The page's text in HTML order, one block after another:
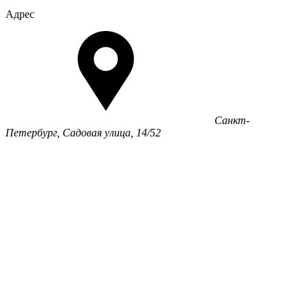
Адрес
Санкт-
Петербург, Садовая улица, 14/52